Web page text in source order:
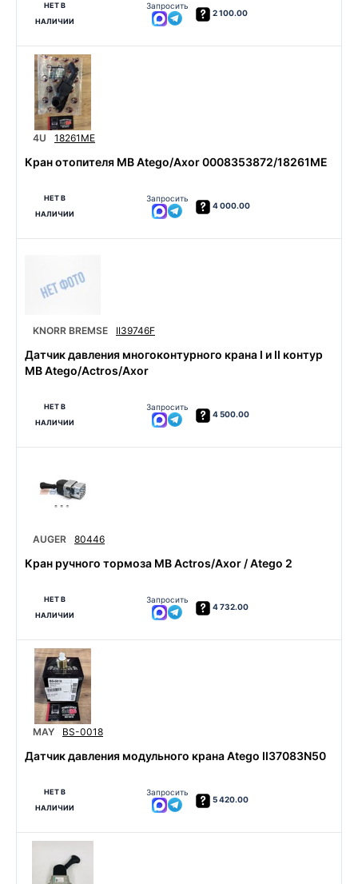
НЕТ В
НАЛИЧИИ
Запросить
2 100.00
4U 18261ME
Кран отопителя MB Atego/Axor 0008353872/18261ME
НЕТ В
НАЛИЧИИ
Запросить
4 000.00
KNORR BREMSE II39746F
Датчик давления многоконтурного крана I и II контур
MB Atego/Actros/Axor
НЕТ В
НАЛИЧИИ
Запросить
4 500.00
AUGER 80446
Кран ручного тормоза MB Actros/Axor / Atego 2
НЕТ В
НАЛИЧИИ
Запросить
4 732.00
MAY BS-0018
Датчик давления модульного крана Atego II37083N50
НЕТ В
НАЛИЧИИ
Запросить
5 420.00